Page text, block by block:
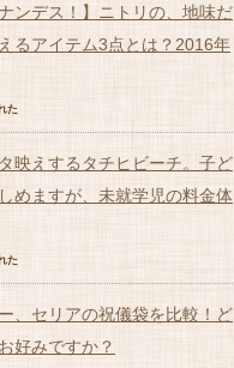
ナンデス！】ニトリの、地味だ
るアイテム3点とは？2016年
た
映えするタチヒビーチ。子ど
めますが、未就学児の料金体
た
、セリアの祝儀袋を比較！ど
好みですか？